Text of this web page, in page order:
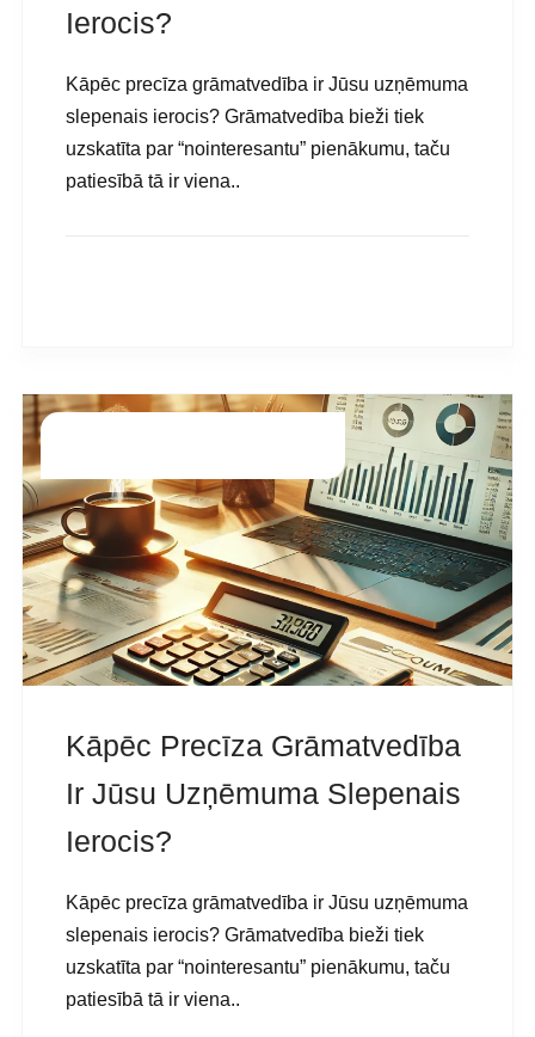
Ierocis?
Kāpēc precīza grāmatvedība ir Jūsu uzņēmuma
slepenais ierocis? Grāmatvedība bieži tiek
uzskatīta par “nointeresantu” pienākumu, taču
patiesībā tā ir viena..
Kāpēc Precīza Grāmatvedība
Ir Jūsu Uzņēmuma Slepenais
Ierocis?
Kāpēc precīza grāmatvedība ir Jūsu uzņēmuma
slepenais ierocis? Grāmatvedība bieži tiek
uzskatīta par “nointeresantu” pienākumu, taču
patiesībā tā ir viena..